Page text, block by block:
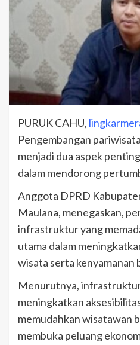
PURUK CAHU,
Pengembangan
menjadi dua aspek
dalam mendorong
Anggota DPRD
Maulana, menegaskan,
infrastruktur yang
utama dalam
wisata serta kenyamanan
Menurutnya,
meningkatkan
memudahkan wisatawan
membuka peluang